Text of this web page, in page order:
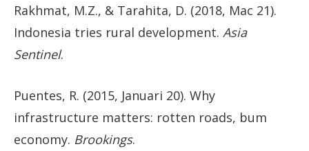
Rakhmat, M.Z., & Tarahita, D. (2018, Mac 21).
Indonesia tries rural development. Asia
Sentinel.
Puentes, R. (2015, Januari 20). Why
infrastructure matters: rotten roads, bum
economy. Brookings.